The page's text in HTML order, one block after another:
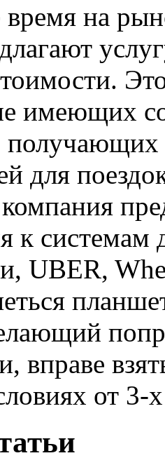
время на
имеющих
для
к системам
UBER,
вправе
от 3-